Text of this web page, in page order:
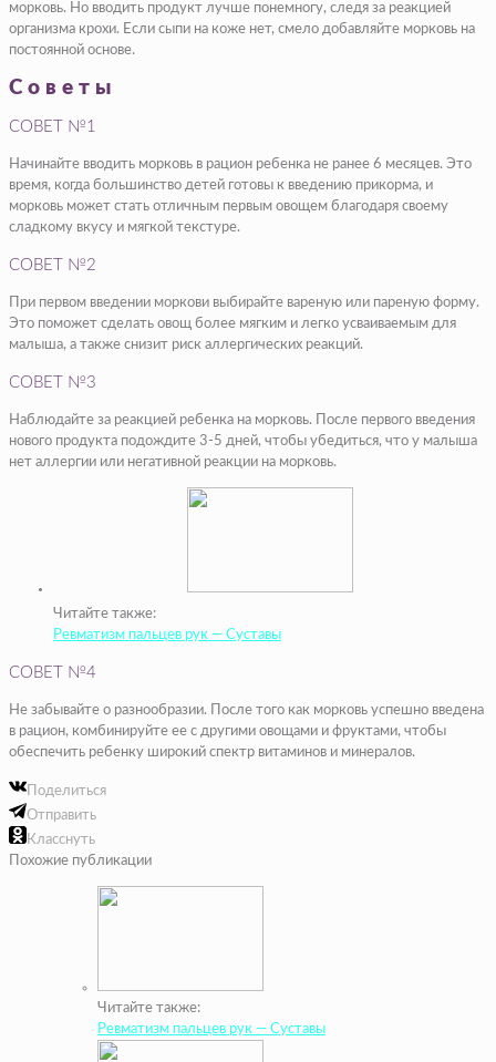
морковь. Но вводить продукт лучше понемногу, следя за реакцией
организма крохи. Если сыпи на коже нет, смело добавляйте морковь на
постоянной основе.
Советы
СОВЕТ №1
Начинайте вводить морковь в рацион ребенка не ранее 6 месяцев. Это
время, когда большинство детей готовы к введению прикорма, и
морковь может стать отличным первым овощем благодаря своему
сладкому вкусу и мягкой текстуре.
СОВЕТ №2
При первом введении моркови выбирайте вареную или пареную форму.
Это поможет сделать овощ более мягким и легко усваиваемым для
малыша, а также снизит риск аллергических реакций.
СОВЕТ №3
Наблюдайте за реакцией ребенка на морковь. После первого введения
нового продукта подождите 3-5 дней, чтобы убедиться, что у малыша
нет аллергии или негативной реакции на морковь.
Читайте также:
Ревматизм пальцев рук — Суставы
СОВЕТ №4
Не забывайте о разнообразии. После того как морковь успешно введена
в рацион, комбинируйте ее с другими овощами и фруктами, чтобы
обеспечить ребенку широкий спектр витаминов и минералов.
Поделиться
Отправить
Класснуть
Похожие публикации
Читайте также:
Ревматизм пальцев рук — Суставы